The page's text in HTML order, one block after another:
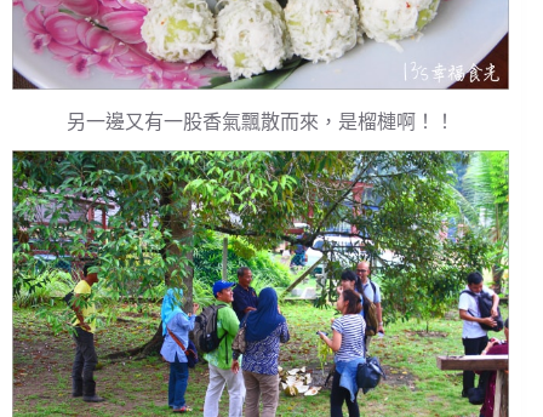
另一邊又有一股香氣飄散而來，是榴槤啊！！